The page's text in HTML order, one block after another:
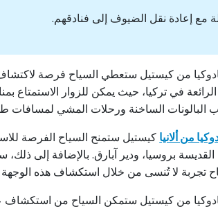
مع إعادة نقل الضيوف إلى فنادقهم.
من كيستيل ستعطي السياح فرصة
في تركيا، حيث يمكن للزوار الاستمتاع
البالونات الساخنة ورحلات المشي لمسافات
من ألانيا كيستيل ستمنح السياح الفرصة
بروسيا، ودير آبارق. بالإضافة إلى ذلك،
تجربة لا تُنسى من خلال استكشاف هذه
من كيستيل ستمكن السياح من استكشاف